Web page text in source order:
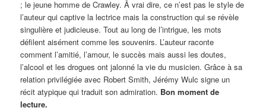
; le jeune homme de Crawley. Ā vrai dire, ce n’est pas le style de
l’auteur qui captive la lectrice mais la construction qui se révèle
singulière et judicieuse. Tout au long de l’intrigue, les mots
défilent aisément comme les souvenirs. L’auteur raconte
comment l’amitié, l’amour, le succès mais aussi les doutes,
l’alcool et les drogues ont jalonné la vie du musicien. Grâce à sa
relation privilégiée avec Robert Smith, Jérémy Wulc signe un
récit atypique qui traduit son admiration. Bon moment de
lecture.